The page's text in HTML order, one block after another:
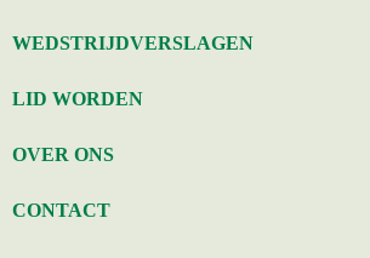
WEDSTRIJDVERSLAGEN
LID WORDEN
OVER ONS
CONTACT